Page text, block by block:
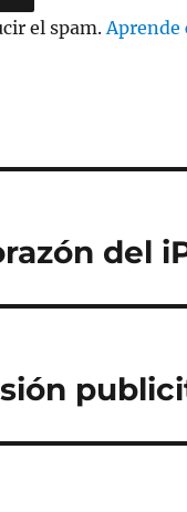
el spam.Aprende
del